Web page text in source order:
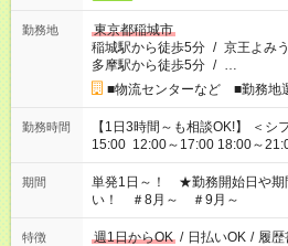
勤務地
東京都稲城市
稲城駅から徒歩5分 / 京王よみ
多摩駅から徒歩5分 / …
■物流センターなど ■勤務地
勤務時間
【1日3時間～も相談OK!】 ＜シフト例＞ 9:00～12:00 10:00～
15:00 12:00～17:00 18:00～21:00 など こちら以
お気軽にご相談ください！
期間
単発1日～！ ★勤務開始日や期
い！ ＃8月～ ＃9月～
特徴 週1日からOK / 日払いOK / 履歴